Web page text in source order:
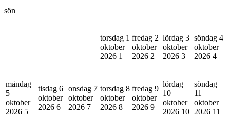
sön
torsdag 1
oktober
2026 1
fredag 2
oktober
2026 2
lördag 3
oktober
2026 3
söndag 4
oktober
2026 4
måndag
5
oktober
2026 5
tisdag 6
oktober
2026 6
onsdag 7
oktober
2026 7
torsdag 8
oktober
2026 8
fredag 9
oktober
2026 9
lördag
10
oktober
2026 10
söndag
11
oktober
2026 11